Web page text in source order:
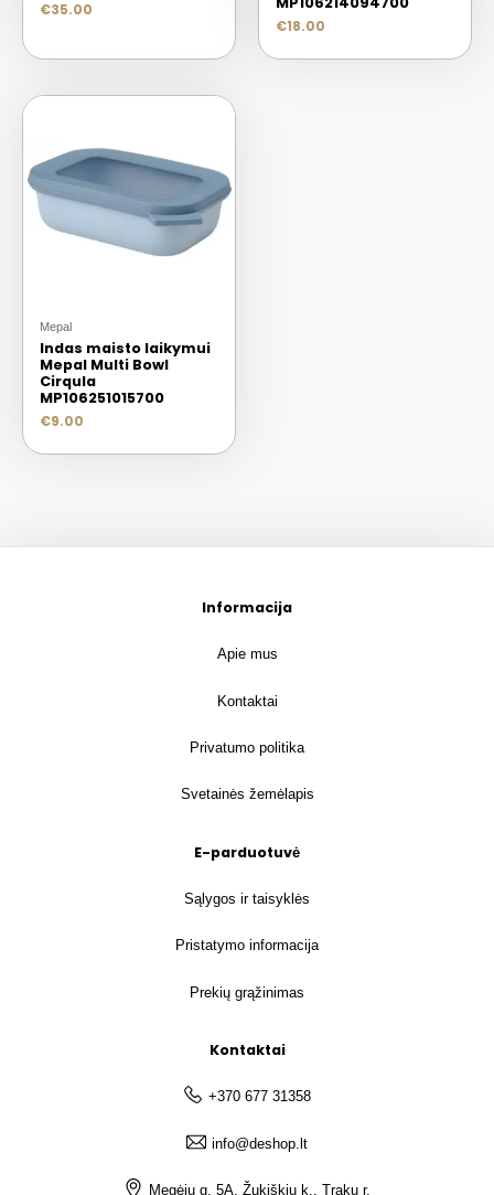
€35.00
€18.00
Mepal
Indas maisto laikymui
Mepal Multi Bowl
Cirqula
MP106251015700
€9.00
Informacija
Apie mus
Kontaktai
Privatumo politika
Svetainės žemėlapis
E-parduotuvė
Sąlygos ir taisyklės
Pristatymo informacija
Prekių grąžinimas
Kontaktai
+370 677 31358
info@deshop.lt
Megėjų g. 5A, Žukiškių k., Trakų r.